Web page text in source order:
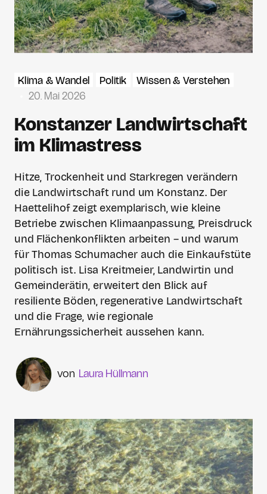
Klima & Wandel Politik
Wissen & Verstehen
20. Mai 2026
Konstanzer Landwirtschaft
im Klimastress
Hitze, Trockenheit und Starkregen verändern
die Landwirtschaft rund um Konstanz. Der
Haettelihof zeigt exemplarisch, wie kleine
Betriebe zwischen Klimaanpassung, Preisdruck
und Flächenkonflikten arbeiten – und warum
für Thomas Schumacher auch die Einkaufstüte
politisch ist. Lisa Kreitmeier, Landwirtin und
Gemeinderätin, erweitert den Blick auf
resiliente Böden, regenerative Landwirtschaft
und die Frage, wie regionale
Ernährungssicherheit aussehen kann.
Laura Hüllmann